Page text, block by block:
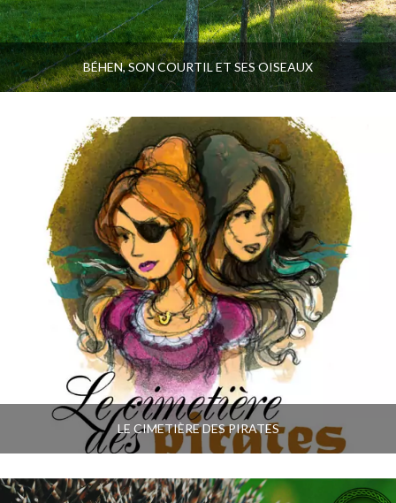
BÉHEN, SON COURTIL ET SES OISEAUX
LE CIMETIÈRE DES PIRATES